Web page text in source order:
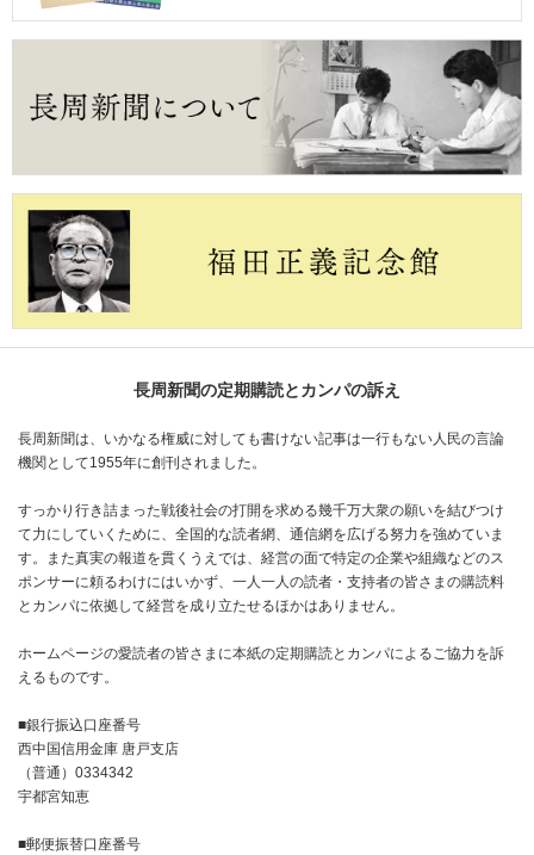
長周新聞の定期購読とカンパの訴え
長周新聞は、いかなる権威に対しても書けない記事は一行もない人民の言論
機関として1955年に創刊されました。
すっかり行き詰まった戦後社会の打開を求める幾千万大衆の願いを結びつけ
て力にしていくために、全国的な読者網、通信網を広げる努力を強めていま
す。また真実の報道を貫くうえでは、経営の面で特定の企業や組織などのス
ポンサーに頼るわけにはいかず、一人一人の読者・支持者の皆さまの購読料
とカンパに依拠して経営を成り立たせるほかはありません。
ホームページの愛読者の皆さまに本紙の定期購読とカンパによるご協力を訴
えるものです。
■銀行振込口座番号
西中国信用金庫 唐戸支店
（普通）0334342
宇都宮知恵
■郵便振替口座番号